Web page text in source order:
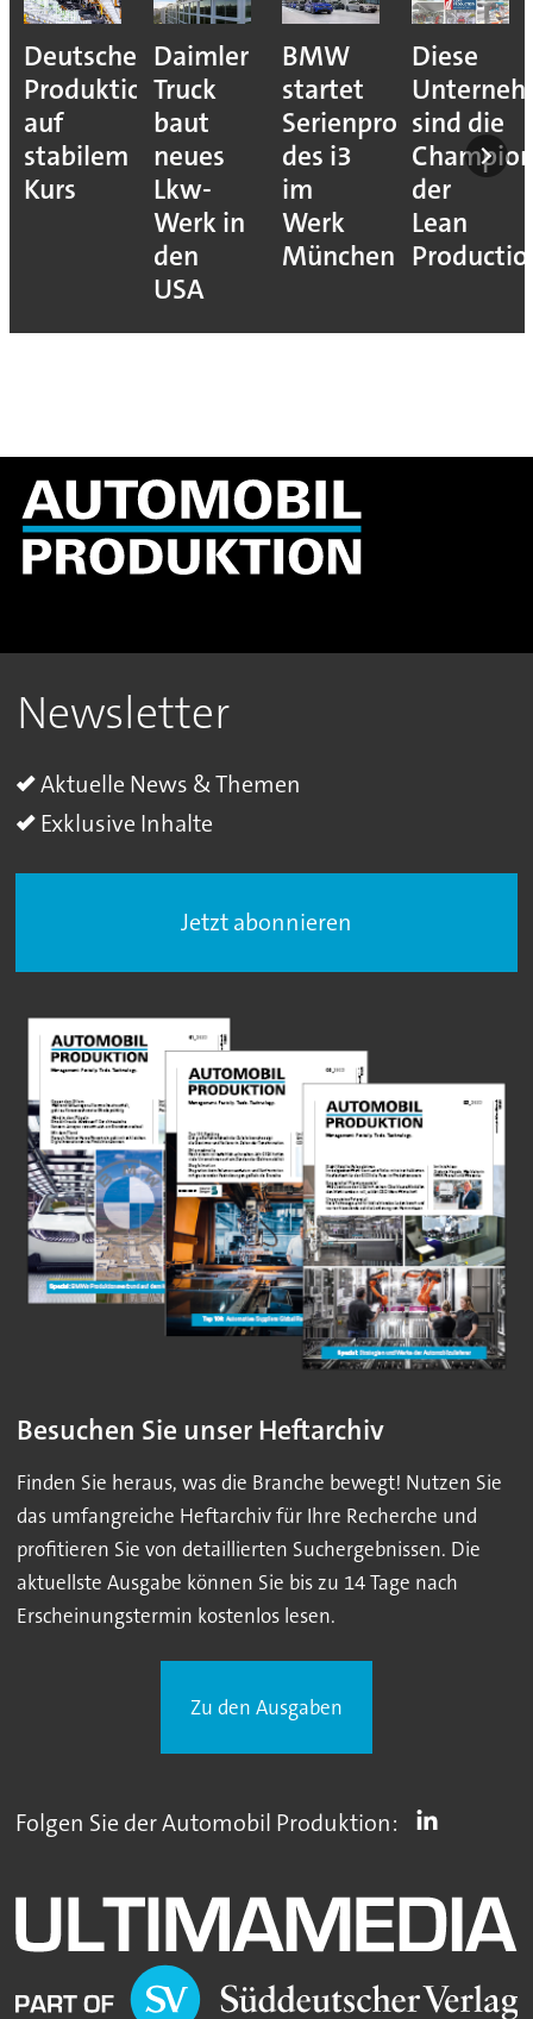
Deutsche
Produktion
auf
stabilem
Kurs
Daimler
Truck
baut
neues
Lkw-
Werk in
den
USA
BMW
startet
Serienproduktion
des i3
im
Werk
München
Diese
sind die
der
Lean
Newsletter
Aktuelle News & Themen
Exklusive Inhalte
Jetzt abonnieren
Besuchen Sie unser Heftarchiv
Finden Sie heraus, was die Branche bewegt! Nutzen Sie
das umfangreiche Heftarchiv für Ihre Recherche und
profitieren Sie von detaillierten Suchergebnissen. Die
aktuellste Ausgabe können Sie bis zu 14 Tage nach
Erscheinungstermin kostenlos lesen.
Zu den Ausgaben
Folgen Sie der Automobil Produktion: